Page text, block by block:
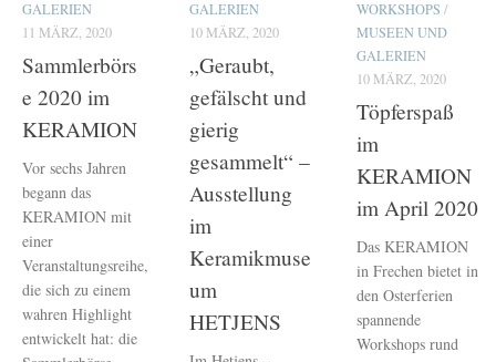
GALERIEN
11 MÄRZ, 2020
Sammlerbörs
e 2020 im
KERAMION
Vor sechs Jahren
begann das
KERAMION mit
einer
Veranstaltungsreihe,
die sich zu einem
wahren Highlight
entwickelt hat: die
GALERIEN
10 MÄRZ, 2020
„Geraubt,
gefälscht und
gierig
gesammelt“ –
Ausstellung
im
Keramikmuse
um
HETJENS
WORKSHOPS /
MUSEEN UND
GALERIEN
10 MÄRZ, 2020
Töpferspaß
im
KERAMION
im April 2020
Das KERAMION
in Frechen bietet in
den Osterferien
spannende
Workshops rund